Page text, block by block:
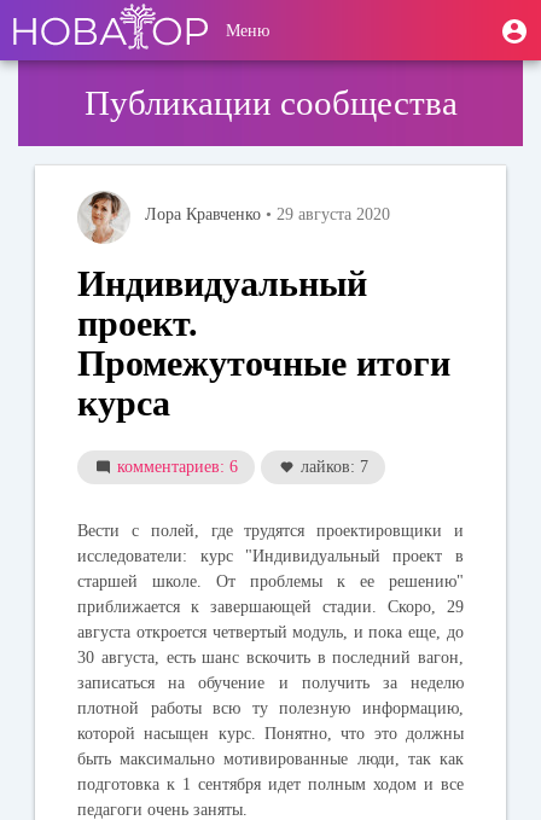
основному
содержанию
User
account
Меню
Публикации сообщества
Лора Кравченко • 29 августа 2020
Индивидуальный
проект.
Промежуточные итоги
курса
комментариев: 6 лайков: 7
Вести с полей, где трудятся проектировщики и
исследователи: курс "Индивидуальный проект в
старшей школе. От проблемы к ее решению"
приближается к завершающей стадии. Скоро, 29
августа откроется четвертый модуль, и пока еще, до
30 августа,
есть шанс вскочить в последний вагон,
записаться на обучение и получить за неделю
плотной работы всю ту полезную информацию,
которой насыщен курс. Понятно, что это должны
быть максимально мотивированные люди, так как
подготовка к 1 сентября идет полным ходом и все
педагоги очень заняты.